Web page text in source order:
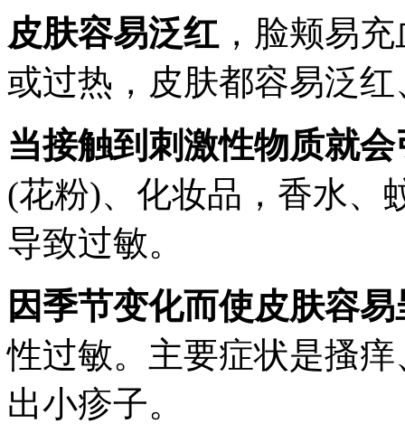
皮肤容易泛红 ，脸颊易
或过热，皮肤都容易泛
当接触到刺激性物质就
(花粉)、化妆品，香水、
导致过敏。
因季节变化而使皮肤容
性过敏。主要症状是搔
出小疹子。